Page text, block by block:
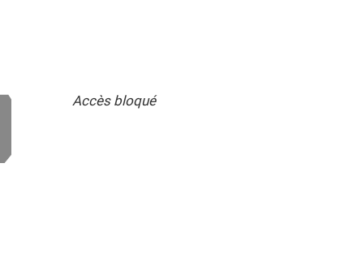
Accès bloqué